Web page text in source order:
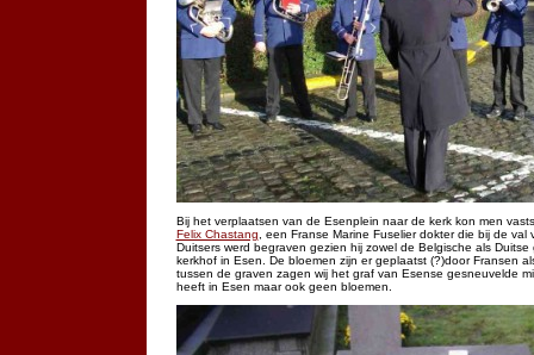
Bij het verplaatsen van de Esenplein naar de kerk kon men
Felix Chastang , een Franse Marine Fuselier dokter die bij de
Duitsers werd begraven gezien hij zowel de Belgische als
kerkhof in Esen. De bloemen zijn er geplaatst (?)door Fransen
tussen de graven zagen wij het graf van Esense gesneuvelde
heeft in Esen maar ook geen bloemen.